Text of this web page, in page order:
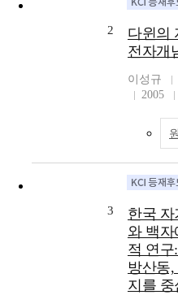
2
다윈의
전자개
이성규
2005
3
한국
와 백
적 연구
방산동
지를 중